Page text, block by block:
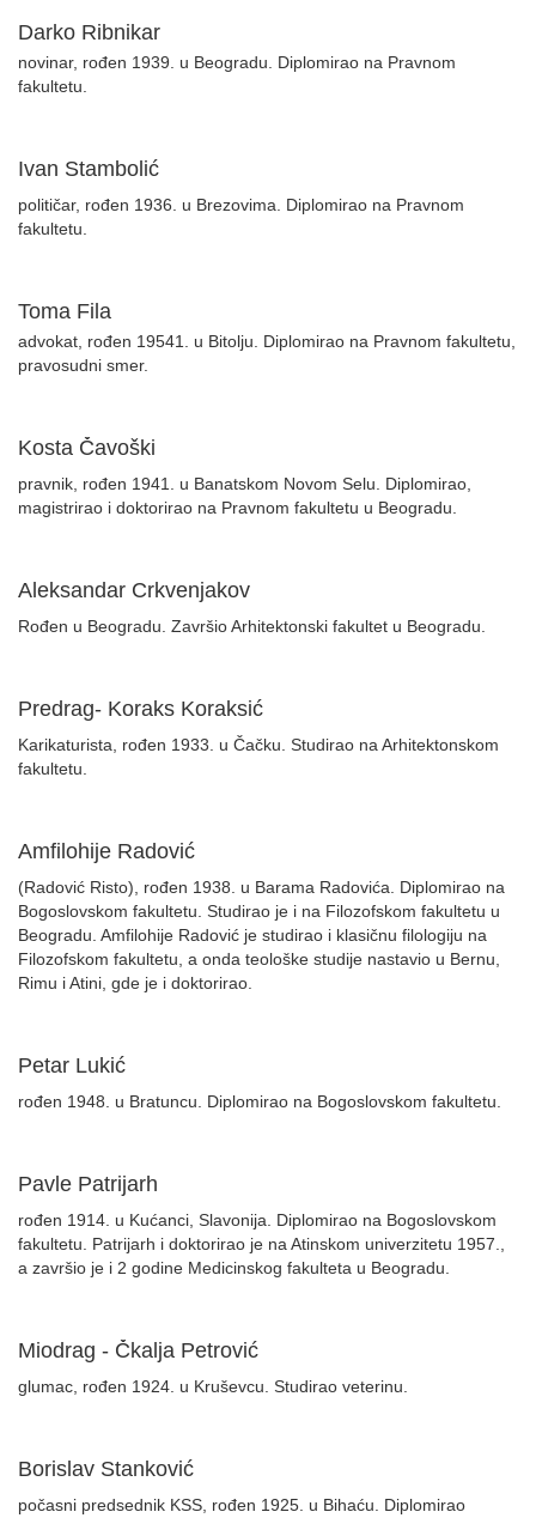
Darko Ribnikar
novinar, rođen 1939. u Beogradu. Diplomirao na Pravnom
fakultetu.
Ivan Stambolić
političar, rođen 1936. u Brezovima. Diplomirao na Pravnom
fakultetu.
Toma Fila
advokat, rođen 19541. u Bitolju. Diplomirao na Pravnom fakultetu,
pravosudni smer.
Kosta Čavoški
pravnik, rođen 1941. u Banatskom Novom Selu. Diplomirao,
magistrirao i doktorirao na Pravnom fakultetu u Beogradu.
Aleksandar Crkvenjakov
Rođen u Beogradu. Završio Arhitektonski fakultet u Beogradu.
Predrag- Koraks Koraksić
Karikaturista, rođen 1933. u Čačku. Studirao na Arhitektonskom
fakultetu.
Amfilohije Radović
(Radović Risto), rođen 1938. u Barama Radovića. Diplomirao na
Bogoslovskom fakultetu. Studirao je i na Filozofskom fakultetu u
Beogradu. Amfilohije Radović je studirao i klasičnu filologiju na
Filozofskom fakultetu, a onda teološke studije nastavio u Bernu,
Rimu i Atini, gde je i doktorirao.
Petar Lukić
rođen 1948. u Bratuncu. Diplomirao na Bogoslovskom fakultetu.
Pavle Patrijarh
rođen 1914. u Kućanci, Slavonija. Diplomirao na Bogoslovskom
fakultetu. Patrijarh i doktorirao je na Atinskom univerzitetu 1957.,
a završio je i 2 godine Medicinskog fakulteta u Beogradu.
Miodrag - Čkalja Petrović
glumac, rođen 1924. u Kruševcu. Studirao veterinu.
Borislav Stanković
počasni predsednik KSS, rođen 1925. u Bihaću. Diplomirao